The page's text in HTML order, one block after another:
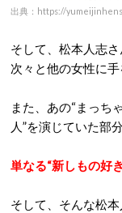
出典：https://
そして、松本人志
次々と他の女性に
また、あの“まっち
人”を演じていた部
単なる“新しもの好
そして、そんな松